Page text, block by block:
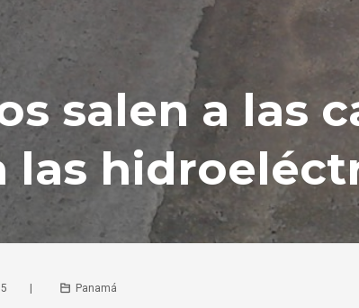
salen a las
las
Panamá